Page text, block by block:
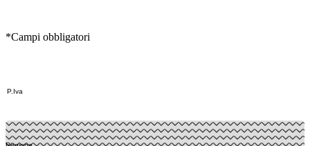
*Campi obbligatori